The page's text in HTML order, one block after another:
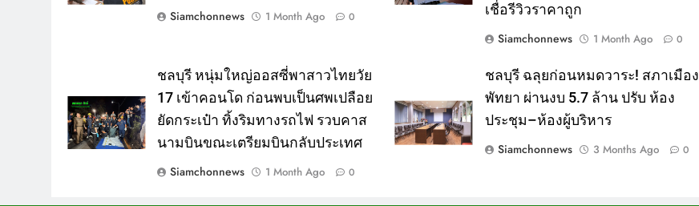
Siamchonnews
1 Month Ago 0
เชื่อรีวิวราคาถูก
Siamchonnews
1 Month Ago 0
ชลบุรี หนุ่มใหญ่ออสซี่พาสาวไทยวัย
17 เข้าคอนโด ก่อนพบเป็นศพเปลือย
ยัดกระเป๋า ทิ้งริมทางรถไฟ รวบคาส
นามบินขณะเตรียมบินกลับประเทศ
Siamchonnews
1 Month Ago 0
ชลบุรี ฉลุยก่อนหมดวาระ! สภาเมือง
พัทยา ผ่านงบ 5.7 ล้าน ปรับ ห้อง
ประชุม–ห้องผู้บริหาร
Siamchonnews
3 Months Ago 0